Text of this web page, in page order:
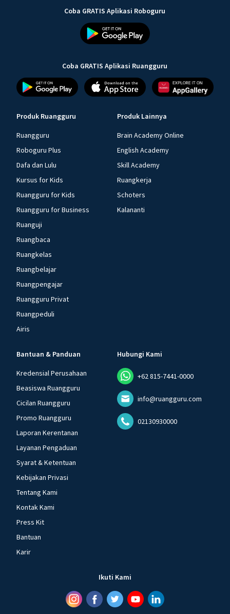
Coba GRATIS Aplikasi Roboguru
Coba GRATIS Aplikasi Ruangguru
Produk Ruangguru
Ruangguru
Roboguru Plus
Dafa dan Lulu
Kursus for Kids
Ruangguru for Kids
Ruangguru for Business
Ruanguji
Ruangbaca
Ruangkelas
Ruangbelajar
Ruangpengajar
Ruangguru Privat
Ruangpeduli
Airis
Produk Lainnya
Brain Academy Online
English Academy
Skill Academy
Ruangkerja
Schoters
Kalananti
Bantuan & Panduan
Kredensial Perusahaan
Beasiswa Ruangguru
Cicilan Ruangguru
Promo Ruangguru
Laporan Kerentanan
Layanan Pengaduan
Syarat & Ketentuan
Kebijakan Privasi
Tentang Kami
Kontak Kami
Press Kit
Bantuan
Karir
Hubungi Kami
+62 815-7441-0000
info@ruangguru.com
02130930000
Ikuti Kami